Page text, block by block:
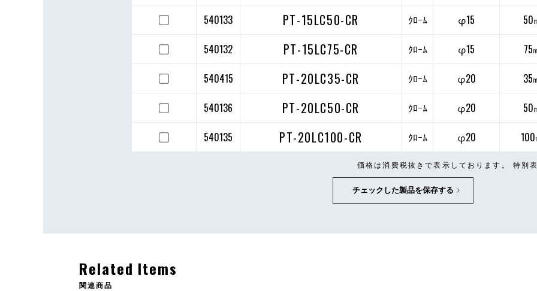
540133 PT-15LC50-CR ｸﾛｰﾑ φ15 50
540132 PT-15LC75-CR ｸﾛｰﾑ φ15 75
540415 PT-20LC35-CR ｸﾛｰﾑ φ20 35
540136 PT-20LC50-CR ｸﾛｰﾑ φ20 50
540135 PT-20LC100-CR ｸﾛｰﾑ φ20
価格は消費税抜きで表示しております。 特別
チェックした製品を保存する
Related Items
関連商品